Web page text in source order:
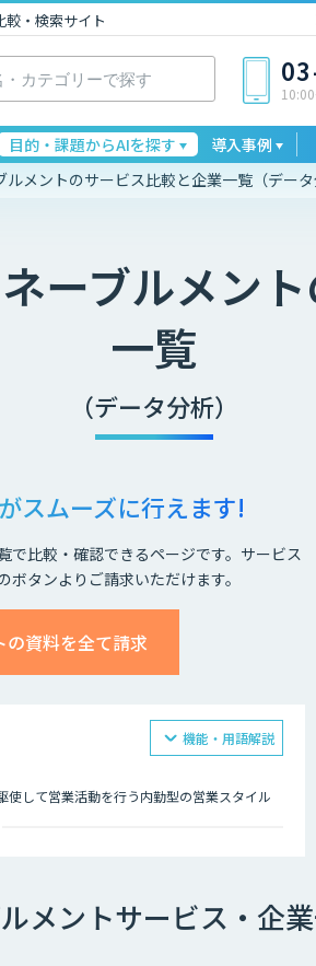
較・検索サイト
目的・課題からAIを探す 導入事例
メントのサービス比較と企業一覧（データ
ーブルメント
一覧
（データ分析）
スムーズに行えます!
で比較・確認できるページです。サービス
タンよりご請求いただけます。
資料を全て請求
して営業活動を行う内勤型の営業スタイル
ことで精度を高め、過去の受注データや類似企
機能・用語解説
メントサービス・企